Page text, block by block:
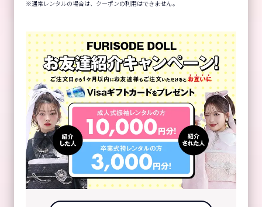
通常レンタルの場合は、クーポンの利用はできません。